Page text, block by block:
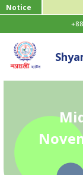
Notice